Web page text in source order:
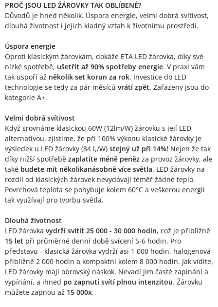
PROČ JSOU LED ŽÁROVKY TAK OBLÍBENÉ?
Důvodů je hned několik. Úspora energie, velmi dobrá svítivost,
dlouhá životnost i jejich kladný vztah k životnímu prostředí.
Úspora energie
Oproti klasickým žárovkám, dokáže ETA LED žárovka, díky své
nízké spotřebě, ušetřit až 90% spotřeby energie. V praxi vám
tak uspoří až několik set korun za rok. Investice do LED
technologie se tedy za pár měsíců vrátí zpět. Zařazeny jsou do
kategorie A+.
Velmi dobrá svítivost
Když srovnáme klasickou 60W (12lm/W) žárovku s její LED
alternativou, zjistíme, že při 100% výkonu klasické žárovky je
výsledek u LED žárovky (84 l,/W) stejný už při 14%! Nejen že tak
díky nižší spotřebě zaplatíte méně peněz za provoz žárovky, ale
také budete mít několikanásobně více světla. LED žárovky na
rozdíl od klasických žárovek nevydávají téměř žádné teplo.
Povrchová teplota se pohybuje kolem 60°C a veškerou energii
tak využívají pro tvorbu světla.
Dlouhá životnost
LED žárovka vydrží svítit 25 000 - 30 000 hodin, což je přibližně
15 let při průměrné denní době svícení 5-6 hodin. Pro
představu - klasická žárovka vydrží asi 1 000 hodin, halogenová
přibližně 2 000 hodin a kompaktní kolem 8 000 hodin. Jak vidíte,
LED žárovky mají obrovský náskok. Nevadí jim časté zapínání a
vypínání, a ihned po zapnutí svítí plnou intenzitou. Žárovku
můžete zapnou až 15 000x.